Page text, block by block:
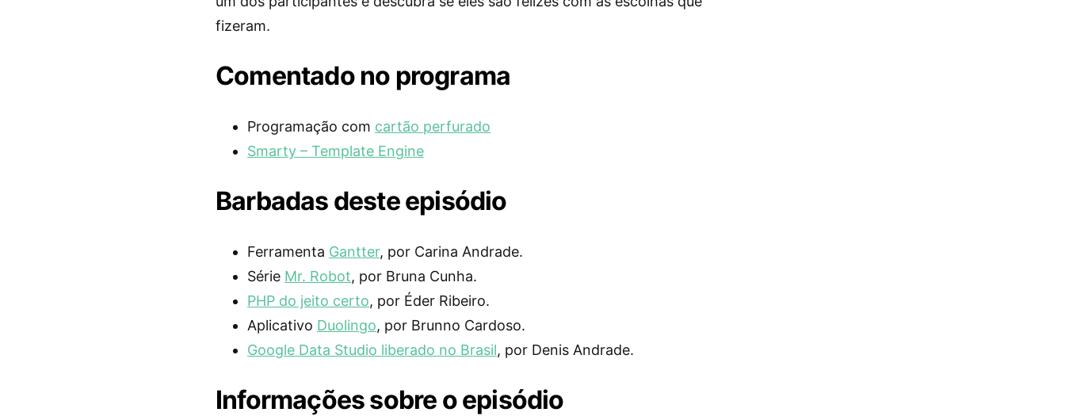
fizeram.
Comentado no programa
Programação com cartão perfurado
Smarty – Template Engine
Barbadas deste episódio
Ferramenta Gantter, por Carina Andrade.
Série Mr. Robot, por Bruna Cunha.
PHP do jeito certo, por Éder Ribeiro.
Aplicativo Duolingo, por Brunno Cardoso.
Google Data Studio liberado no Brasil, por Denis Andrade.
Informações sobre o episódio